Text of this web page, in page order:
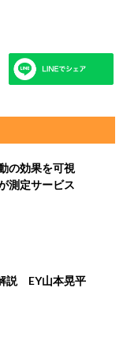
の効果を可視
測定サービス
説 EY山本晃平